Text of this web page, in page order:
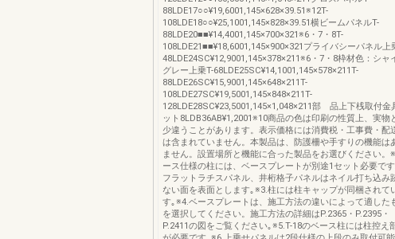
88LDE17○○¥19,6001,145×628×39.51※12T-
108LDE18○○¥25,1001,145×828×39.51横ビームパネルT-
88LDE20■■¥14,4001,145×700×321※6・7・8T-
108LDE21■■¥18,6001,145×900×321プライバシーパネル上
48LDE24SC¥12,9001,145×378×211※6・7・8枠材色：シャ
グレー上乗T-68LDE25SC¥14,1001,145×578×211T-
88LDE26SC¥15,9001,145×648×211T-
108LDE27SC¥19,5001,145×848×211T-
128LDE28SC¥23,5001,145×1,048×211部 品上下桟取付金
ット8LDB36AB¥1,2001※10商品の色は印刷の性質上、実物
少違うことがあります。表示価格には消費税・工事費・配
は含まれていません。本製品は、防護柵や手すりの機能は
ません。設置場所と機能に合った製品をお選びください。
ース仕様の柱には、ベースプレートが別途1セット必要で
フラットラチスパネル、井桁格子パネルはネイル打ち込み
ない面を表面とします｡※3.柱には柱キャップが同梱されて
す｡※4.ベースプレートは、施工方法の違いによって適した
を選択してください。施工方法の詳細はP.2365・P.2395・
P.2411の図をご覧ください｡※5.T-18のベース柱には柱控え